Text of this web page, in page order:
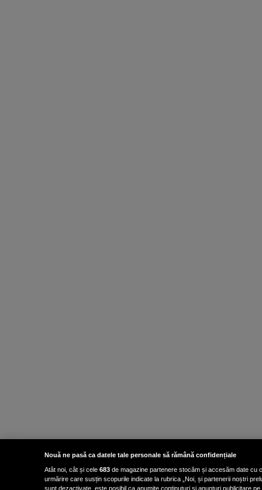
Nouă ne pasă ca datele tale personale să rămână confidențiale
Atât noi, cât și cele 683 de magazine partenere stocăm și accesăm date cu
urmărire care susțin scopurile indicate la rubrica „Noi, și partenerii noștri
sunt dezactivate, este posibil ca anumite conținuturi și anunțuri publicitare